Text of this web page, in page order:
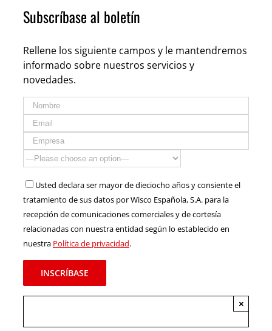
Subscríbase al boletín
Rellene los siguiente campos y le mantendremos
informado sobre nuestros servicios y
novedades.
Usted declara ser mayor de dieciocho años y consiente el
tratamiento de sus datos por Wisco Española, S.A. para la
recepción de comunicaciones comerciales y de cortesía
relacionadas con nuestra entidad según lo establecido en
nuestra Política de privacidad.
×